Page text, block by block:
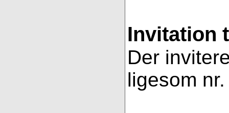
Invitation
Der
ligesom